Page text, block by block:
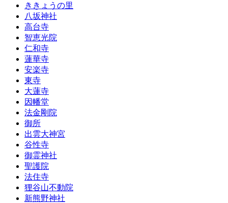
ききょうの里
八坂神社
高台寺
智恵光院
仁和寺
蓮華寺
安楽寺
東寺
大蓮寺
因幡堂
法金剛院
御所
出雲大神宮
谷性寺
御霊神社
聖護院
法住寺
狸谷山不動院
新熊野神社